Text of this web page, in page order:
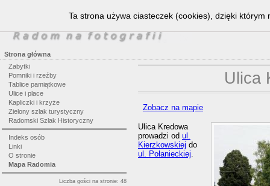
Strona główna
Zabytki
Pomniki i rzeźby
Tablice pamiątkowe
Ulice i place
Kapliczki i krzyże
Zielony szlak turystyczny
Radomski Szlak Historyczny
Indeks osób
Linki
O stronie
Mapa Radomia
Liczba gości na stronie: 48
Ulica
Zobacz na mapie
Ulica Kredowa
prowadzi od ul.
Kierzkowskiej do
ul. Połanieckiej.
Ta strona używa ciasteczek (cookies), dzięki którym